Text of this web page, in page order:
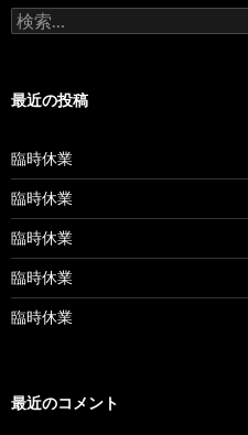
検
索:
最近の投稿
臨時休業
臨時休業
臨時休業
臨時休業
臨時休業
最近のコメント